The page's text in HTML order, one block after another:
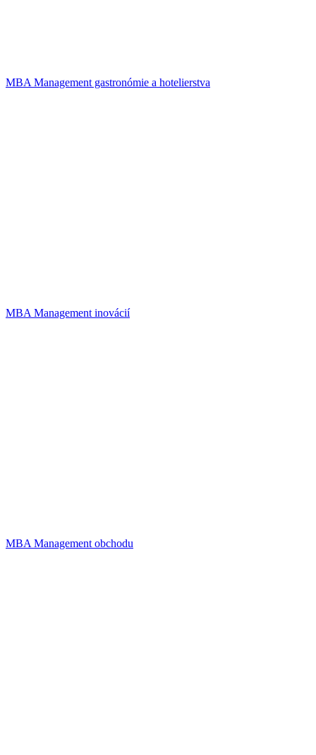
MBA Management gastronómie a hotelierstva
MBA Management inovácií
MBA Management obchodu